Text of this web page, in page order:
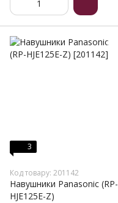
3
Код товару: 201142
Навушники Panasonic (RP-
HJE125E-Z)